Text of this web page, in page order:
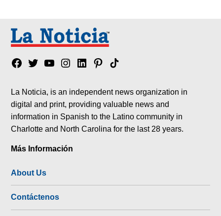
Facebook
TwitterYouTubeInstagram
LinkedinPinterest
Tik
La Noticia, is an independent news organization in
digital and print, providing valuable news and
information in Spanish to the Latino community in
Charlotte and North Carolina for the last 28 years.
Más Información
About Us
Contáctenos